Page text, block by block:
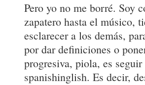
Pero yo no me borré. Soy
zapatero hasta el músico,
esclarecer a los demás,
por dar definiciones o
progresiva, piola, es
spanishinglish. Es decir,